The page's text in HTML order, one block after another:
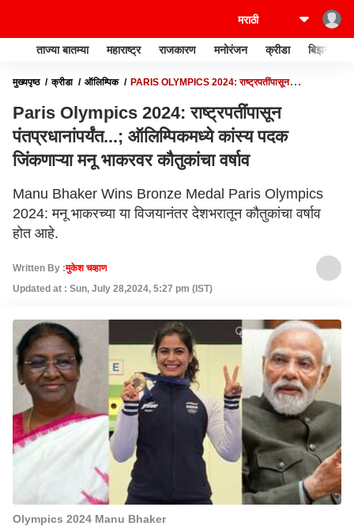
ताज्या बातम्या महाराष्ट्र राजकारण मनोरंजन क्रीडा बिझनेस
मुख्यपृष्ठ क्रीडा ऑलिम्पिक
PARIS OLYMPICS 2024: राष्ट्रपतींपासून
Paris Olympics 2024: राष्ट्रपतींपासून
पंतप्रधानांपर्यंत...; ऑलिम्पिकमध्ये कांस्य पदक
जिंकणाऱ्या मनू भाकरवर कौतुकांचा वर्षाव
Manu Bhaker Wins Bronze Medal Paris Olympics
2024: मनू भाकरच्या या विजयानंतर देशभरातून कौतुकांचा वर्षाव
होत आहे.
Written By :मुकेश चव्हाण
Updated at : Sun, July 28,2024, 5:27 pm (IST)
Olympics 2024 Manu Bhaker